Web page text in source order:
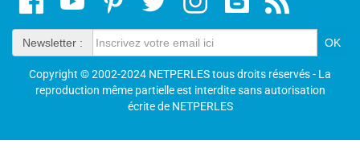
Newsletter :
Copyright © 2002-2024 NETPERLES tous droits réservés - La
reproduction même partielle est interdite sans autorisation
écrite de NETPERLES